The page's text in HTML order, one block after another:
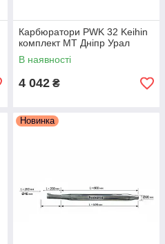
Карбюратори PWK 32 Keihin
комплект МТ Дніпр Урал
В наявності
4 042 ₴
Новинка